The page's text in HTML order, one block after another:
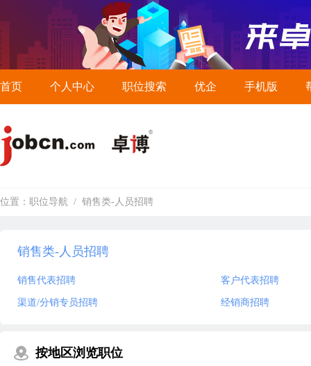
首页 个人中心 职位搜索 优企 手机版
位置： 职位导航 / 销售类-人员招聘
销售类-人员招聘
销售代表招聘 客户代表招聘
渠道/分销专员招聘 经销商招聘
按地区浏览职位